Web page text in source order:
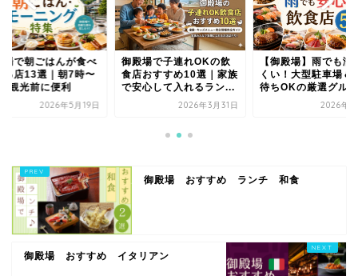
場で朝ごはんが食べ
る店13選｜朝7時〜
観光前に便利
2026年5月19日
御殿場で子連れOKの飲
食店おすすめ10選｜家族
で安心して入れるラン...
2026年3月31日
【御殿場】雨でも濡
くい！大型駐車場＆
待ちOKの厳選グル
2026年3
御殿場 おすすめ ランチ 和食
御殿場 おすすめ イタリアン